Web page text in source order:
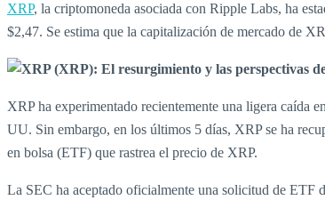
XRP, la criptomoneda asociada con Ripple Labs, ha
$2,47. Se estima que la capitalización de mercado de
XRP ha experimentado recientemente una ligera caída
UU. Sin embargo, en los últimos 5 días, XRP se ha
en bolsa (ETF) que rastrea el precio de XRP.
La SEC ha aceptado oficialmente una solicitud de ETF